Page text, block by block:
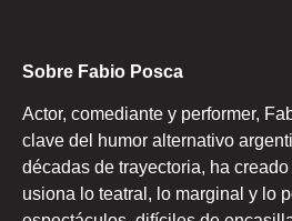
Sobre Fabio Posca
Actor, comediante y performer,
clave del humor alternativo
décadas de trayectoria, ha
usiona lo teatral, lo marginal y lo